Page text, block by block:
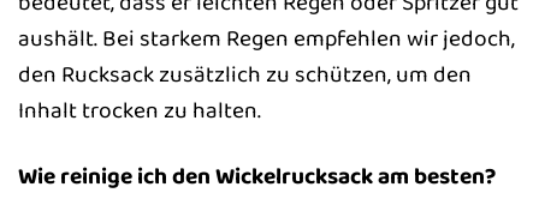
aushält. Bei starkem Regen empfehlen wir jedoch,
den Rucksack zusätzlich zu schützen, um den
Inhalt trocken zu halten.
Wie reinige ich den Wickelrucksack am besten?